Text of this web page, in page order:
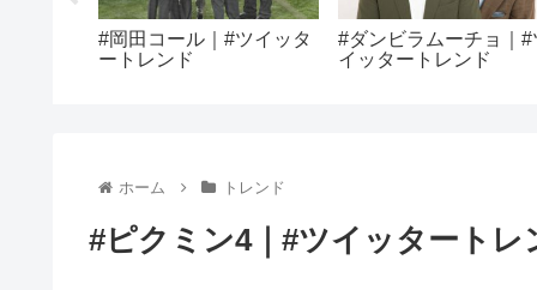
#岡田コール｜#ツイッタ
ートレンド
#ダンビラムーチョ｜#
イッタートレンド
ホーム トレンド
#ピクミン4｜#ツイッタートレ